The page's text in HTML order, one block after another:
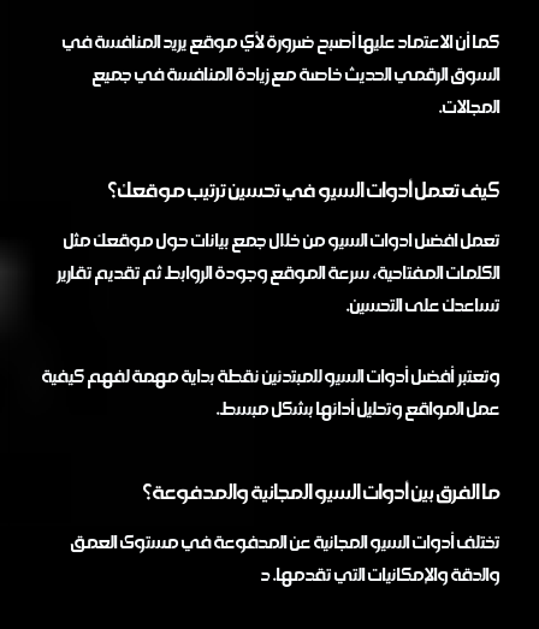
كما أن الاعتماد عليها أصبح ضرورة لأي موقع يريد المنافسة في
السوق الرقمي الحديث خاصة مع زيادة المنافسة في جميع
المجالات.
كيف تعمل أدوات السيو في تحسين ترتيب موقعك؟
تعمل افضل ادوات السيو من خلال جمع بيانات حول موقعك مثل
الكلمات المفتاحية، سرعة الموقع وجودة الروابط ثم تقديم تقارير
تساعدك على التحسين.
وتعتبر أفضل أدوات السيو للمبتدئين نقطة بداية مهمة لفهم كيفية
عمل المواقع وتحليل أدائها بشكل مبسط.
ما الفرق بين أدوات السيو المجانية والمدفوعة؟
تختلف أدوات السيو المجانية عن المدفوعة في مستوى العمق
والدقة والإمكانيات التي تقدمها. د